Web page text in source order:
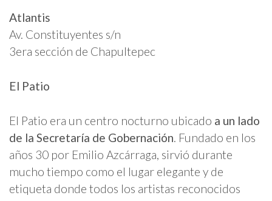
Atlantis
Av. Constituyentes s/n
3era sección de Chapultepec
El Patio
El Patio era un centro nocturno ubicado a un lado
de la Secretaría de Gobernación. Fundado en los
años 30 por Emilio Azcárraga, sirvió durante
mucho tiempo como el lugar elegante y de
etiqueta donde todos los artistas reconocidos